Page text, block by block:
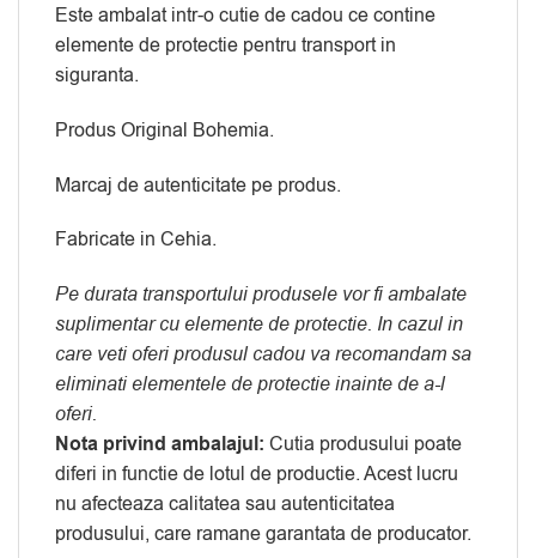
Este ambalat intr-o cutie de cadou ce contine
elemente de protectie pentru transport in
siguranta.
Produs Original Bohemia.
Marcaj de autenticitate pe produs.
Fabricate in Cehia.
Pe durata transportului produsele vor fi ambalate
suplimentar cu elemente de protectie. In cazul in
care veti oferi produsul cadou va recomandam sa
eliminati elementele de protectie inainte de a-l
oferi.
Nota privind ambalajul: Cutia produsului poate
diferi in functie de lotul de productie. Acest lucru
nu afecteaza calitatea sau autenticitatea
produsului, care ramane garantata de producator.